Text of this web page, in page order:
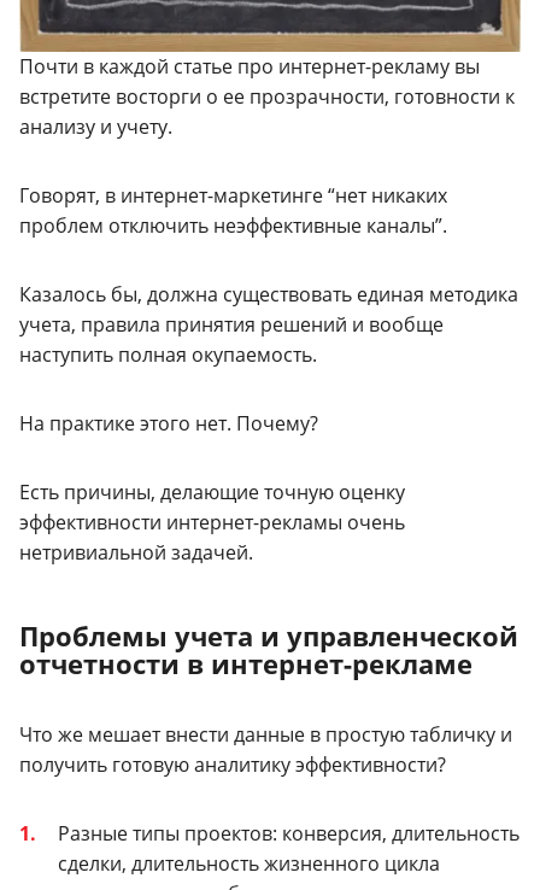
Почти в каждой статье про интернет-рекламу вы
встретите восторги о ее прозрачности, готовности к
анализу и учету.
Говорят, в интернет-маркетинге “нет никаких
проблем отключить неэффективные каналы”.
Казалось бы, должна существовать единая методика
учета, правила принятия решений и вообще
наступить полная окупаемость.
На практике этого нет. Почему?
Есть причины, делающие точную оценку
эффективности интернет-рекламы очень
нетривиальной задачей.
Проблемы учета и управленческой
отчетности в интернет-рекламе
Что же мешает внести данные в простую табличку и
получить готовую аналитику эффективности?
Разные типы проектов: конверсия, длительность
сделки, длительность жизненного цикла